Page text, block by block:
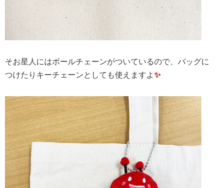
そお星人にはボールチェーンがついているので、バッグに
つけたりキーチェーンとしても使えますよ✨